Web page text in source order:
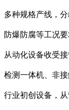
多种规格产线，
防爆防腐等工况
从动化设备收受
检测一体机、非
行业初创设备，